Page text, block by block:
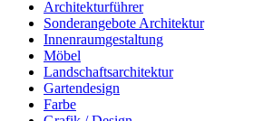
Architekturführer
Sonderangebote Architektur
Innenraumgestaltung
Möbel
Landschaftsarchitektur
Gartendesign
Farbe